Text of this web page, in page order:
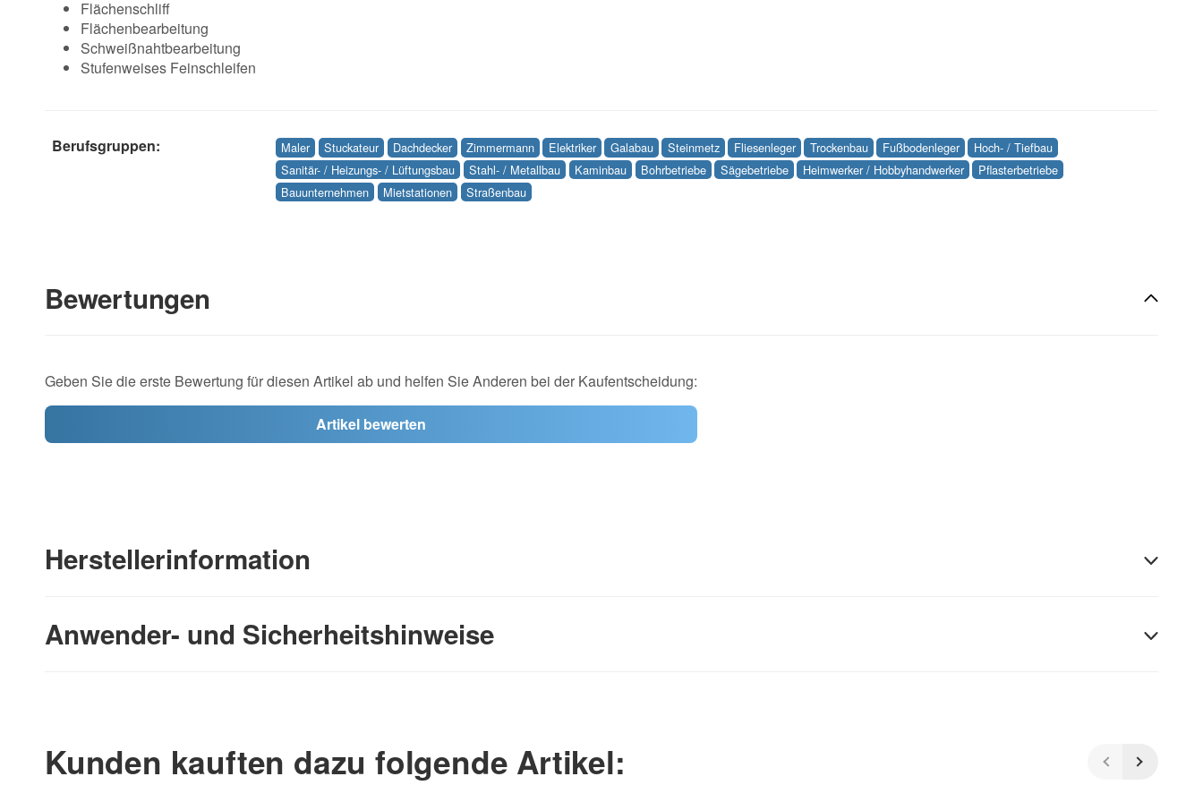
Flächenschliff
Flächenbearbeitung
Schweißnahtbearbeitung
Stufenweises Feinschleifen
Berufsgruppen: Maler Stuckateur Dachdecker Zimmermann Elektriker Galabau Steinmetz Fliesenleger Trockenbau Fußbodenleger
Hoch- / Tiefbau
Sanitär- / Heizungs- / Lüftungsbau
Stahl- / Metallbau Kaminbau Bohrbetriebe Sägebetriebe Heimwerker / Hobbyhandwerker
Pflasterbetriebe
Bauunternehmen
Mietstationen Straßenbau
Bewertungen
Geben Sie die erste Bewertung für diesen Artikel ab und helfen Sie Anderen bei der Kaufentscheidung:
Artikel bewerten
Herstellerinformation
Anwender- und Sicherheitshinweise
Kunden kauften dazu folgende Artikel: